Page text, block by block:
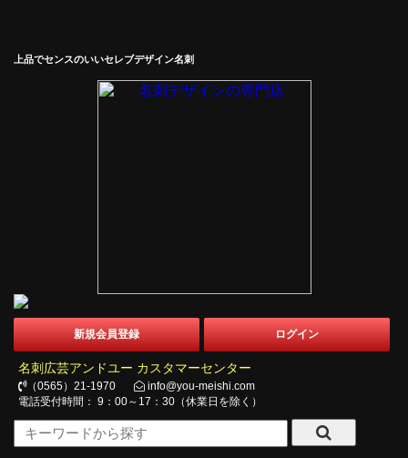
上品でセンスのいいセレブデザイン名刺
新規会員登録 ログイン
名刺広芸アンドユー カスタマーセンター
（0565）21-1970
info@you-meishi.com
電話受付時間： 9：00～17：30（休業日を除く）